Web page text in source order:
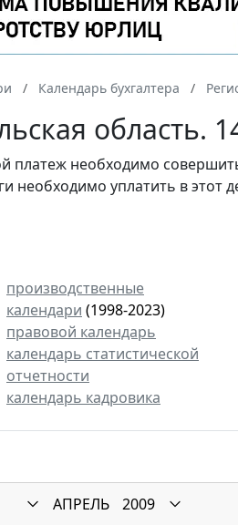
Календарь бухгалтера
область.
платеж необходимо
необходимо уплатить в этот
производственные
календари (1998-2023)
правовой календарь
календарь статистической
отчетности
календарь кадровика
АПРЕЛЬ
2009